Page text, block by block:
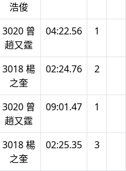
浩俊
3020 曾
趙又霆
04:22.56 1
3018 楊
之奎
02:24.76 2
3020 曾
趙又霆
09:01.47 1
3018 楊
之奎
02:25.35 3